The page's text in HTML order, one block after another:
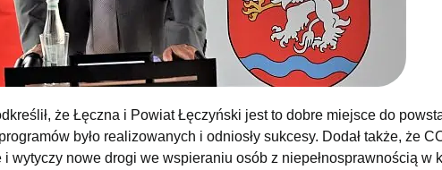
że Łęczna i Powiat Łęczyński jest to dobre miejsce do
było realizowanych i odniosły sukcesy. Dodał także, że
wytyczy nowe drogi we wspieraniu osób z niepełnosprawnością w